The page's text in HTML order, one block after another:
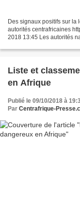
Des signaux positifs sur la
autorités centrafricaines
2018 13:45 Les autorités
Liste et
en Afrique
Publié le 09/10/2018 à
Par Centrafrique-